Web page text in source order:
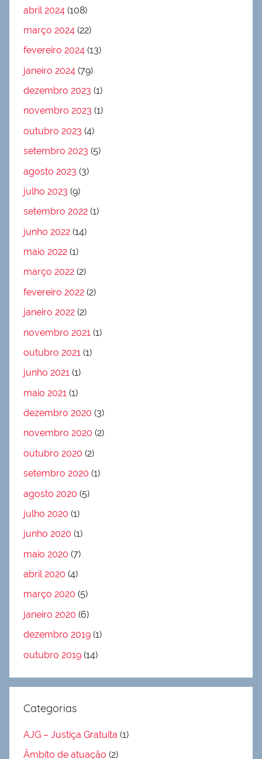
abril 2024 (108)
março 2024 (22)
fevereiro 2024 (13)
janeiro 2024 (79)
dezembro 2023 (1)
novembro 2023 (1)
outubro 2023 (4)
setembro 2023 (5)
agosto 2023 (3)
julho 2023 (9)
setembro 2022 (1)
junho 2022 (14)
maio 2022 (1)
março 2022 (2)
fevereiro 2022 (2)
janeiro 2022 (2)
novembro 2021 (1)
outubro 2021 (1)
junho 2021 (1)
maio 2021 (1)
dezembro 2020 (3)
novembro 2020 (2)
outubro 2020 (2)
setembro 2020 (1)
agosto 2020 (5)
julho 2020 (1)
junho 2020 (1)
maio 2020 (7)
abril 2020 (4)
março 2020 (5)
janeiro 2020 (6)
dezembro 2019 (1)
outubro 2019 (14)
Categorias
AJG – Justiça Gratuita (1)
Âmbito de atuação (2)